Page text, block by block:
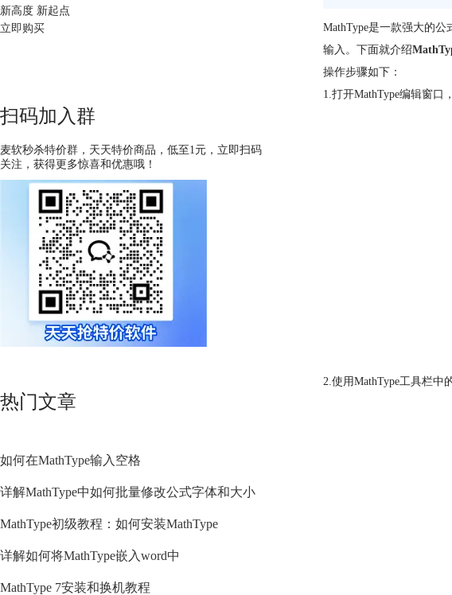
新高度 新起点
立即购买
扫码加入群
麦软秒杀特价群，天天特价商品，低至1元，立即扫码
关注，获得更多惊喜和优惠哦！
热门文章
如何在MathType输入空格
详解MathType中如何批量修改公式字体和大小
MathType初级教程：如何安装MathType
详解如何将MathType嵌入word中
MathType 7安装和换机教程
MathType是一款强大的
输入。下面就介绍
操作步骤如下：
1.打开MathType编辑窗口
2.使用MathType工具栏中